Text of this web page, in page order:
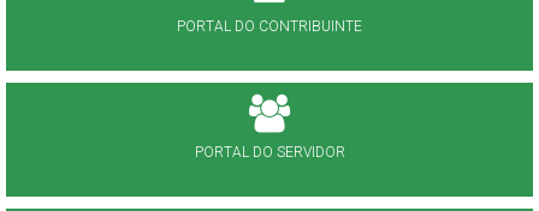
PORTAL DO CONTRIBUINTE
PORTAL DO SERVIDOR